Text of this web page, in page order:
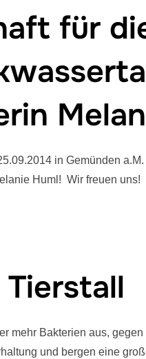
für
in Gemünden
Huml! Wir freuen uns!
mehr Bakterien aus,
und bergen eine